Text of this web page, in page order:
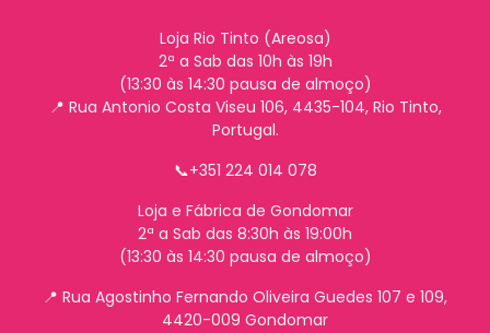
Loja Rio Tinto (Areosa)
2ª a Sab das 10h às 19h
(13:30 às 14:30 pausa de almoço)
📍 Rua Antonio Costa Viseu 106, 4435-104, Rio Tinto,
Portugal.
📞+351 224 014 078
Loja e Fábrica de Gondomar
2ª a Sab das 8:30h às 19:00h
(13:30 às 14:30 pausa de almoço)
📍 Rua Agostinho Fernando Oliveira Guedes 107 e 109,
4420-009 Gondomar